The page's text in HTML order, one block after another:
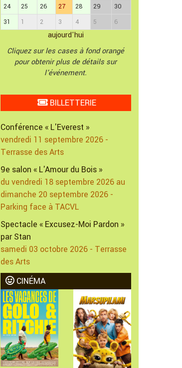
24
25 26 27 28 29
30
31
1 2 3 4 5 6
aujourd'hui
Cliquez sur les cases à fond orangé
pour obtenir plus de détails sur
l'événement.
BILLETTERIE
Conférence « L'Everest »
vendredi 11 septembre 2026 -
Terrasse des Arts
9e salon « L'Amour du Bois »
du vendredi 18 septembre 2026 au
dimanche 20 septembre 2026 -
Parking face à TACVL
Spectacle « Excusez-Moi Pardon »
par Stan
samedi 03 octobre 2026 - Terrasse
des Arts
CINÉMA